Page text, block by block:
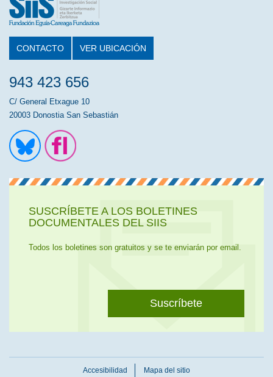
CONTACTO VER UBICACIÓN
943 423 656
C/ General Etxague 10
20003 Donostia San Sebastián
SUSCRÍBETE A LOS BOLETINES
DOCUMENTALES DEL SIIS
Todos los boletines son gratuitos y se te enviarán por email.
Suscríbete
Accesibilidad Mapa del sitio